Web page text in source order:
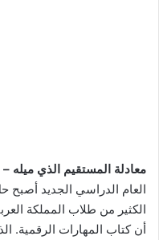
معادلة المستقيم الذي
العام الدراسي الجديد أصبح
الكثير من طلاب المملكة
أن كتاب المهارات الرقمية.